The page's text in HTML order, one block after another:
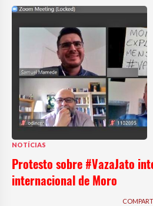
NOTÍCIAS
Protesto sobre #VazaJato
internacional de Moro